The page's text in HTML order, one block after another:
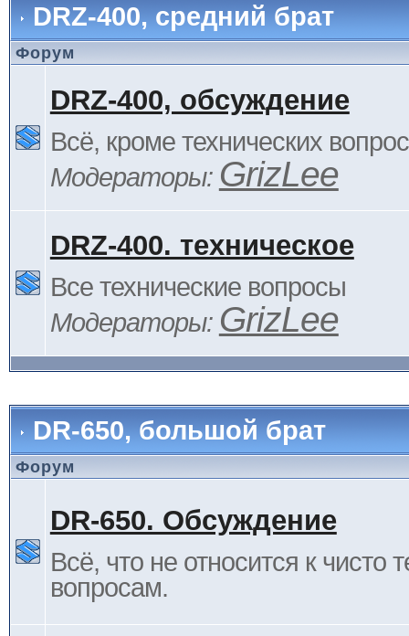
DRZ-400, средний брат
Форум
DRZ-400, обсуждение
Всё, кроме технических
Модераторы: GrizLee
DRZ-400. техническое
Все технические вопросы
Модераторы: GrizLee
DR-650, большой брат
Форум
DR-650. Обсуждение
Всё, что не относится к чисто
вопросам.